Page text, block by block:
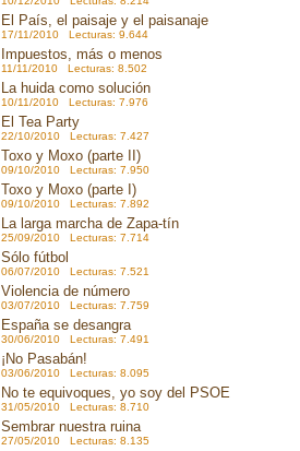
El País, el paisaje y el paisanaje
17/11/2010 Lecturas: 9.644
Impuestos, más o menos
11/11/2010 Lecturas: 8.502
La huida como solución
10/11/2010 Lecturas: 7.976
El Tea Party
22/10/2010 Lecturas: 7.427
Toxo y Moxo (parte II)
09/10/2010 Lecturas: 7.950
Toxo y Moxo (parte I)
09/10/2010 Lecturas: 7.892
La larga marcha de Zapa-tín
25/09/2010 Lecturas: 7.714
Sólo fútbol
06/07/2010 Lecturas: 7.521
Violencia de número
03/07/2010 Lecturas: 7.759
España se desangra
30/06/2010 Lecturas: 7.491
¡No Pasabán!
03/06/2010 Lecturas: 8.095
No te equivoques, yo soy del PSOE
31/05/2010 Lecturas: 8.710
Sembrar nuestra ruina
27/05/2010 Lecturas: 8.135